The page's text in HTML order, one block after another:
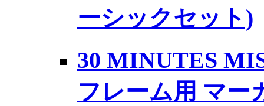
ーシックセット)
30 MINUTES
フレーム用 マー